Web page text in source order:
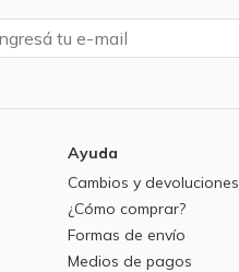
Ayuda
Cambios y devoluciones
¿Cómo comprar?
Formas de envío
Medios de pagos